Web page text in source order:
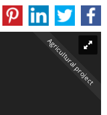
Agricultural project